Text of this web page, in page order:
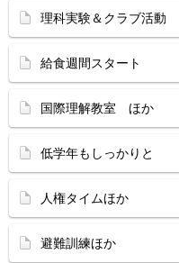
理科実験＆クラブ活動
給食週間スタート
国際理解教室 ほか
低学年もしっかりと
人権タイムほか
避難訓練ほか